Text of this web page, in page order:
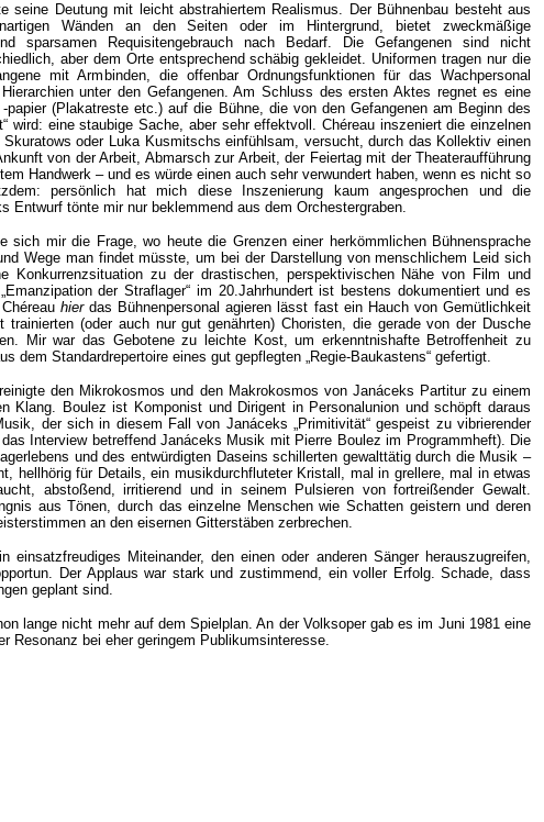
seine Deutung mit leicht abstrahiertem Realismus. Der Bühnenbau besteht aus
Wänden an den Seiten oder im Hintergrund, bietet zweckmäßige
sparsamen Requisitengebrauch nach Bedarf. Die Gefangenen sind nicht
aber dem Orte entsprechend schäbig gekleidet. Uniformen tragen nur die
mit Armbinden, die offenbar Ordnungsfunktionen für das Wachpersonal
unter den Gefangenen. Am Schluss des ersten Aktes regnet es eine
-papier (Plakatreste etc.) auf die Bühne, die von den Gefangenen am Beginn des
wird: eine staubige Sache, aber sehr effektvoll. Chéreau inszeniert die einzelnen
Skuratows oder Luka Kusmitschs einfühlsam, versucht, durch das Kollektiv einen
von der Arbeit, Abmarsch zur Arbeit, der Feiertag mit der Theateraufführung
Handwerk – und es würde einen auch sehr verwundert haben, wenn es nicht so
persönlich hat mich diese Inszenierung kaum angesprochen und die
Entwurf tönte mir nur beklemmend aus dem Orchestergraben.
sich mir die Frage, wo heute die Grenzen einer herkömmlichen Bühnensprache
Wege man findet müsste, um bei der Darstellung von menschlichem Leid sich
Konkurrenzsituation zu der drastischen, perspektivischen Nähe von Film und
der Straflager“ im 20.Jahrhundert ist bestens dokumentiert und es
hierdas Bühnenpersonal agieren lässt fast ein Hauch von Gemütlichkeit
trainierten (oder auch nur gut genährten) Choristen, die gerade von der Dusche
Mir war das Gebotene zu leichte Kost, um erkenntnishafte Betroffenheit zu
dem Standardrepertoire eines gut gepflegten „Regie-Baukastens“ gefertigt.
den Mikrokosmos und den Makrokosmos von Janáceks Partitur zu einem
Klang. Boulez ist Komponist und Dirigent in Personalunion und schöpft daraus
der sich in diesem Fall von Janáceks „Primitivität“ gespeist zu vibrierender
Interview betreffend Janáceks Musik mit Pierre Boulez im Programmheft). Die
und des entwürdigten Daseins schillerten gewalttätig durch die Musik –
hellhörig für Details, ein musikdurchfluteter Kristall, mal in grellere, mal in etwas
abstoßend, irritierend und in seinem Pulsieren von fortreißender Gewalt.
aus Tönen, durch das einzelne Menschen wie Schatten geistern und deren
an den eisernen Gitterstäben zerbrechen.
einsatzfreudiges Miteinander, den einen oder anderen Sänger herauszugreifen,
Der Applaus war stark und zustimmend, ein voller Erfolg. Schade, dass
geplant sind.
lange nicht mehr auf dem Spielplan. An der Volksoper gab es im Juni 1981 eine
Resonanz bei eher geringem Publikumsinteresse.